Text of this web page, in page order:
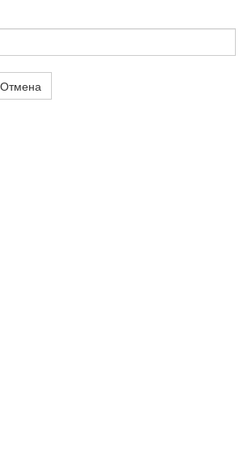
Отмена